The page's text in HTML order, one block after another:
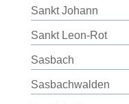
Sankt Johann
Sankt Leon-Rot
Sasbach
Sasbachwalden